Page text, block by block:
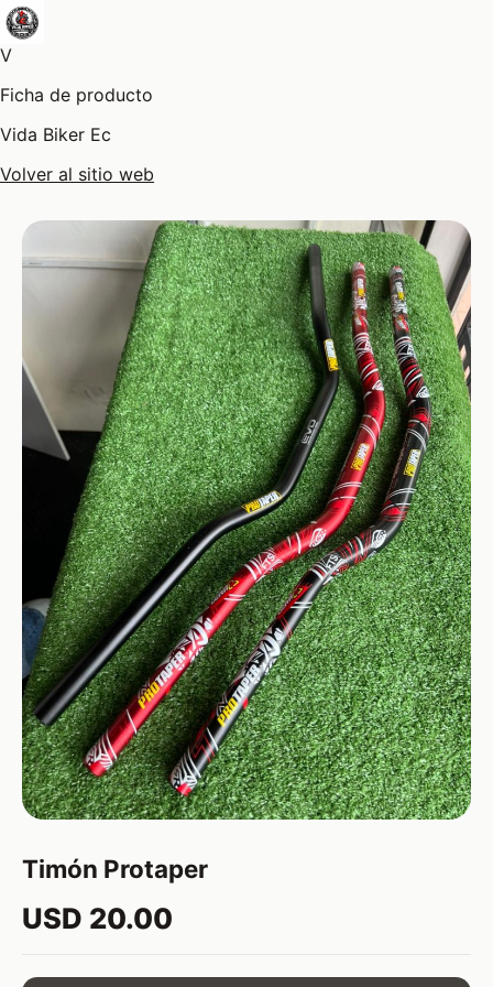
V
Ficha de producto
Vida Biker Ec
Volver al sitio web
Timón Protaper
USD 20.00